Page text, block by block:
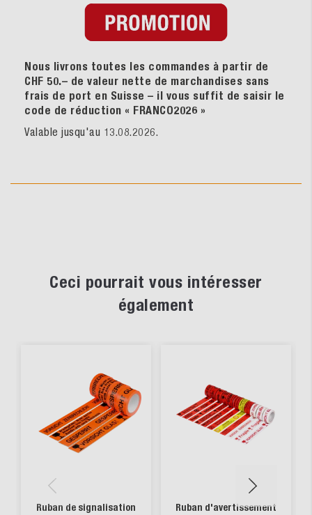
Nous livrons toutes les commandes à partir de
CHF 50.– de valeur nette de marchandises sans
frais de port en Suisse – il vous suffit de saisir le
code de réduction « FRANCO2026 »
Valable jusqu'au 13.08.2026.
Ceci pourrait vous intéresser
également
Ruban de signalisation
Ruban d'avertissement